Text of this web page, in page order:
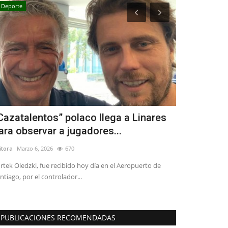
Deporte
polaco llega a Linares
observar a jugadores...
Marzo 6, 2026 670
Oledzki, fue recibido hoy día en el Aeropuerto de
por el controlador...
PUBLICACIONES RECOMENDADAS